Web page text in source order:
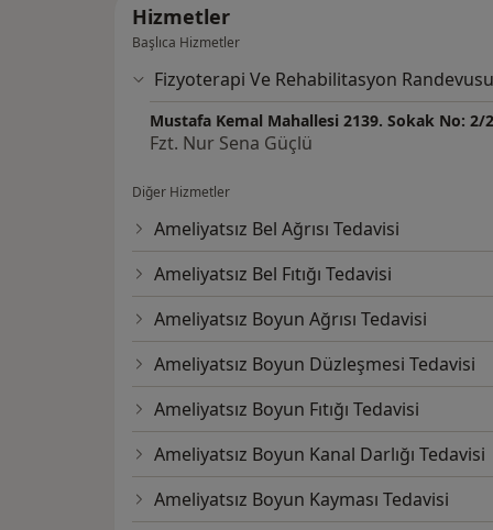
Hizmetler
Başlıca Hizmetler
Fizyoterapi Ve Rehabilitasyon Randevusu
Mustafa Kemal Mahallesi 2139. Sokak No: 2/
Fzt. Nur Sena Güçlü
Diğer Hizmetler
Ameliyatsız Bel Ağrısı Tedavisi
Ameliyatsız Bel Fıtığı Tedavisi
Ameliyatsız Boyun Ağrısı Tedavisi
Ameliyatsız Boyun Düzleşmesi Tedavisi
Ameliyatsız Boyun Fıtığı Tedavisi
Ameliyatsız Boyun Kanal Darlığı Tedavisi
Ameliyatsız Boyun Kayması Tedavisi